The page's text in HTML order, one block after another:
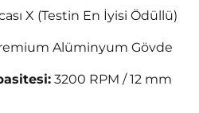
X (Testin En İyisi Ödüllü)
Alüminyum Gövde
3200 RPM / 12 mm